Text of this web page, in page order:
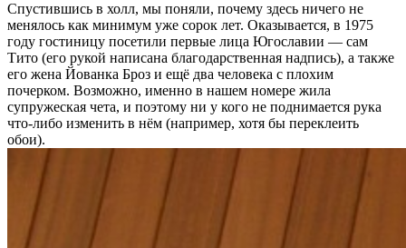
Спустившись в холл, мы поняли, почему здесь ничего не
менялось как минимум уже сорок лет. Оказывается, в 1975
году гостиницу посетили первые лица Югославии — сам
Тито (его рукой написана благодарственная надпись), а также
его жена Йованка Броз и ещё два человека с плохим
почерком. Возможно, именно в нашем номере жила
супружеская чета, и поэтому ни у кого не поднимается рука
что-либо изменить в нём (например, хотя бы переклеить
обои).